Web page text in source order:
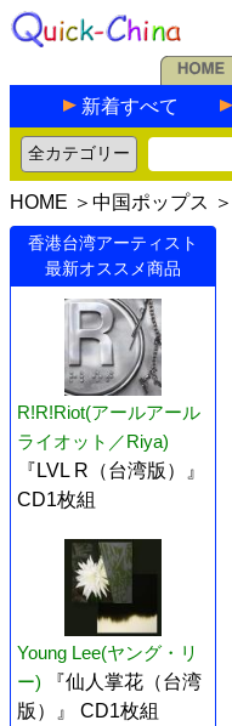
新着すべて
HOME ＞ 中国ポップス ＞
香港台湾アーティスト
最新オススメ商品
R!R!Riot(アールアール
ライオット／Riya)
『LVL R（台湾版）』
CD1枚組
Young Lee(ヤング・リ
ー)
『仙人掌花（台湾
版）』 CD1枚組